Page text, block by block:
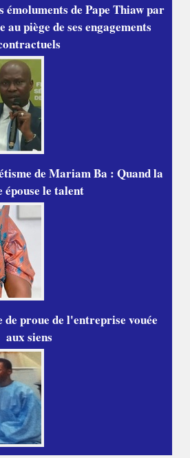
émoluments de Pape Thiaw par
piège de ses engagements
de Mariam Ba : Quand la
épouse le talent
proue de l'entreprise vouée
aux siens